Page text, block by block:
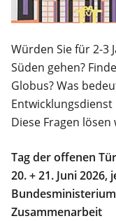
Würden Sie für 2-3
Süden gehen?
Globus? Was
Diese Fragen
Tag der offenen Tür
20. + 21. Juni 2026,
Zusammenarbeit